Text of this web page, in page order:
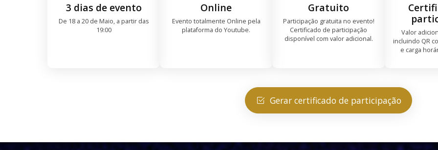
3 dias de evento
De 18 a 20 de Maio, a partir das
19:00
Online
Evento totalmente Online pela
plataforma do Youtube.
Gratuito
Participação gratuita no evento!
Certificado de participação
disponível com valor adicional.
Valor
incluindo QR
e carga
Gerar certificado de participação